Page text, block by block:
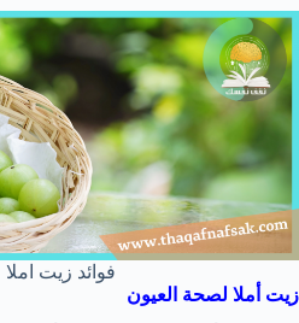
فوائد زيت املا
زيت أملا لصحة العيون